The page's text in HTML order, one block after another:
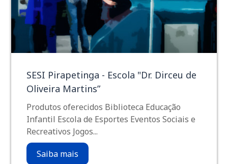
SESI Pirapetinga - Escola "Dr. Dirceu de
Oliveira Martins”
Produtos oferecidos Biblioteca Educação
Infantil Escola de Esportes Eventos Sociais e
Recreativos Jogos...
Saiba mais